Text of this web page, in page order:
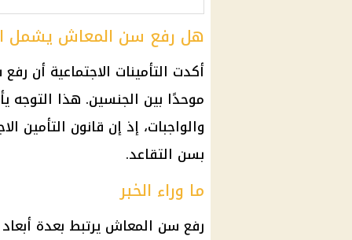
هل رفع سن المعاش يشمل
أكدت التأمينات الاجتماعية أن
موحدًا بين الجنسين. هذا
والواجبات، إذ إن قانون التأمين
بسن التقاعد.
ما وراء الخبر
رفع سن المعاش يرتبط بعدة أبعاد